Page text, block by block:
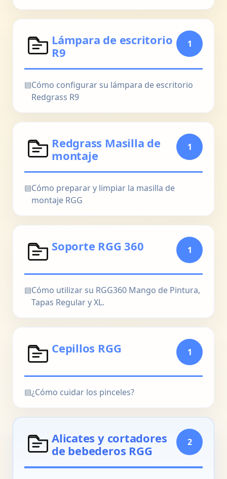
Lámpara de escritorio
R9
1
▤Cómo configurar su lámpara de escritorio
Redgrass R9
Redgrass Masilla de
montaje
1
▤Cómo preparar y limpiar la masilla de
montaje RGG
Soporte RGG 360 1
▤Cómo utilizar su RGG360 Mango de Pintura,
Tapas Regular y XL.
Cepillos RGG 1
▤¿Cómo cuidar los pinceles?
Alicates y cortadores
de bebederos RGG
2